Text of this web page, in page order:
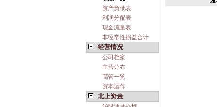
资产负债表
利润分配表
现金流量表
非经常性损益合计
经营情况
公司档案
主营分布
高管一览
资本运作
北上资金